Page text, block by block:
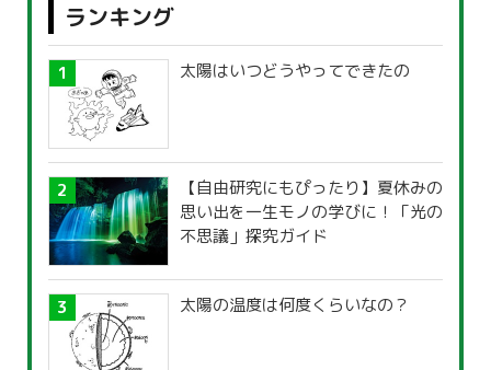
ランキング
太陽はいつどうやってできたの
【自由研究にもぴったり】夏休みの
思い出を一生モノの学びに！「光の
不思議」探究ガイド
太陽の温度は何度くらいなの？